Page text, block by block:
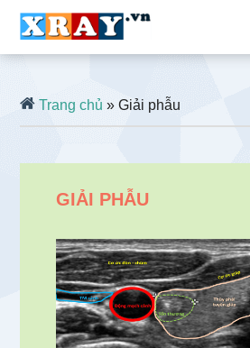
Trang chủ » Giải phẫu
GIẢI PHẪU